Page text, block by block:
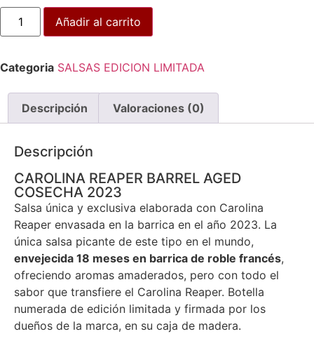
Añadir al carrito
Categoria SALSAS EDICION LIMITADA
Descripción Valoraciones (0)
Descripción
CAROLINA REAPER BARREL AGED
COSECHA 2023
Salsa única y exclusiva elaborada con Carolina
Reaper envasada en la barrica en el año 2023. La
única salsa picante de este tipo en el mundo,
envejecida 18 meses en barrica de roble francés,
ofreciendo aromas amaderados, pero con todo el
sabor que transfiere el Carolina Reaper. Botella
numerada de edición limitada y firmada por los
dueños de la marca, en su caja de madera.